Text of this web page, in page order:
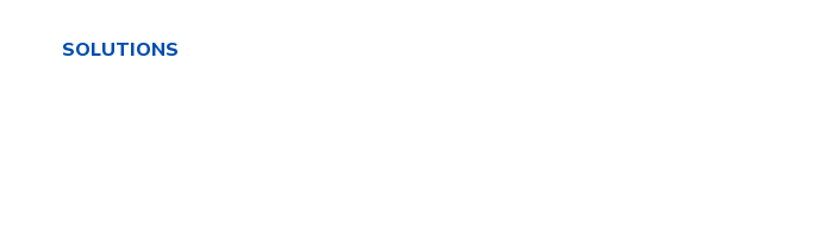
SOLUTIONS